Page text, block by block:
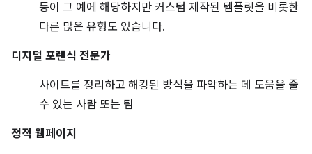
등이 그 예에 해당하지만 커스텀 제작된 템플릿을 비롯한
다른 많은 유형도 있습니다.
디지털 포렌식 전문가
사이트를 정리하고 해킹된 방식을 파악하는 데 도움을 줄
수 있는 사람 또는 팀
정적 웹페이지